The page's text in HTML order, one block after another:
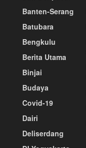
Banten-Serang
Batubara
Bengkulu
Berita Utama
Binjai
Budaya
Covid-19
Dairi
Deliserdang